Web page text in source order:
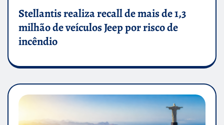
Stellantis realiza recall de mais de 1,3
milhão de veículos Jeep por risco de
incêndio